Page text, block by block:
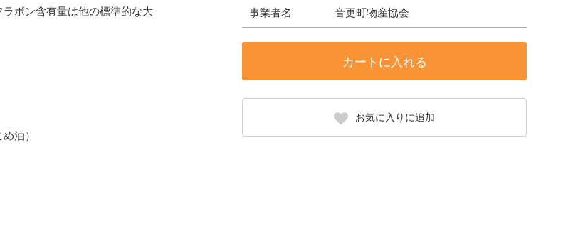
事業者名 音更町物産協会
カートに入れる
お気に入りに追加
ボン含有量は他の標準的な大
油）